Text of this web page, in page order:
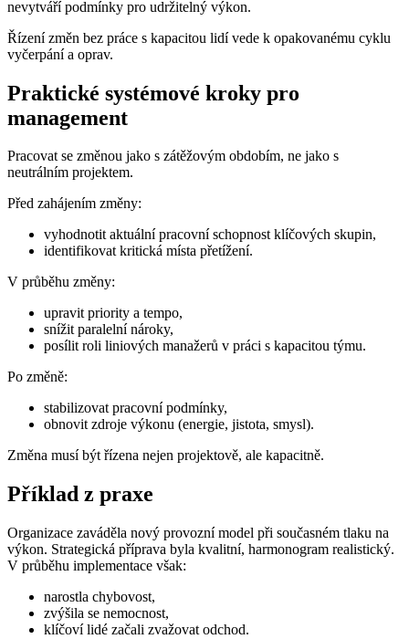
nevytváří podmínky pro udržitelný výkon.
Řízení změn bez práce s kapacitou lidí vede k opakovanému cyklu
vyčerpání a oprav.
Praktické systémové kroky pro
management
Pracovat se změnou jako s zátěžovým obdobím, ne jako s
neutrálním projektem.
Před zahájením změny:
vyhodnotit aktuální pracovní schopnost klíčových skupin,
identifikovat kritická místa přetížení.
V průběhu změny:
upravit priority a tempo,
snížit paralelní nároky,
posílit roli liniových manažerů v práci s kapacitou týmu.
Po změně:
stabilizovat pracovní podmínky,
obnovit zdroje výkonu (energie, jistota, smysl).
Změna musí být řízena nejen projektově, ale kapacitně.
Příklad z praxe
Organizace zaváděla nový provozní model při současném tlaku na
výkon. Strategická příprava byla kvalitní, harmonogram realistický.
V průběhu implementace však:
narostla chybovost,
zvýšila se nemocnost,
klíčoví lidé začali zvažovat odchod.